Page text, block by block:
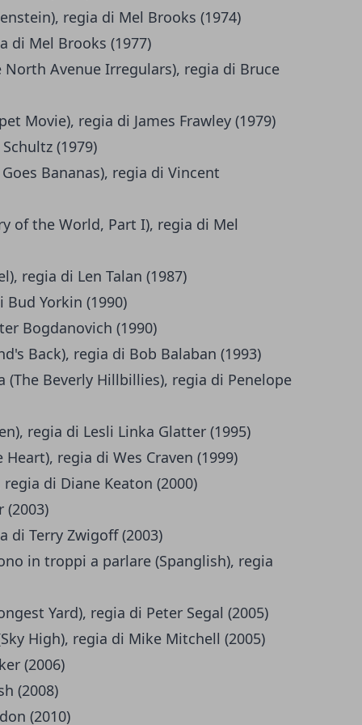
regia di Mel Brooks (1974)
di Mel Brooks (1977)
Avenue Irregulars), regia di Bruce
Movie), regia di James Frawley (1979)
(1979)
Bananas), regia di Vincent
of the World, Part I), regia di Mel
regia di Len Talan (1987)
Yorkin (1990)
Bogdanovich (1990)
Back), regia di Bob Balaban (1993)
Beverly Hillbillies), regia di Penelope
regia di Lesli Linka Glatter (1995)
regia di Wes Craven (1999)
di Diane Keaton (2000)
(2003)
di Terry Zwigoff (2003)
in troppi a parlare (Spanglish), regia
Yard), regia di Peter Segal (2005)
High), regia di Mike Mitchell (2005)
(2006)
(2008)
(2010)